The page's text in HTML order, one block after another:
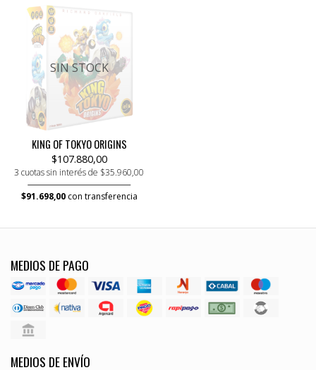
SIN STOCK
KING OF TOKYO ORIGINS
$107.880,00
3 cuotas sin interés de $35.960,00
$91.698,00con transferencia
MEDIOS DE PAGO
MEDIOS DE ENVÍO